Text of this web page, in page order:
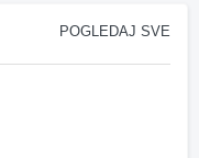
POGLEDAJ SVE